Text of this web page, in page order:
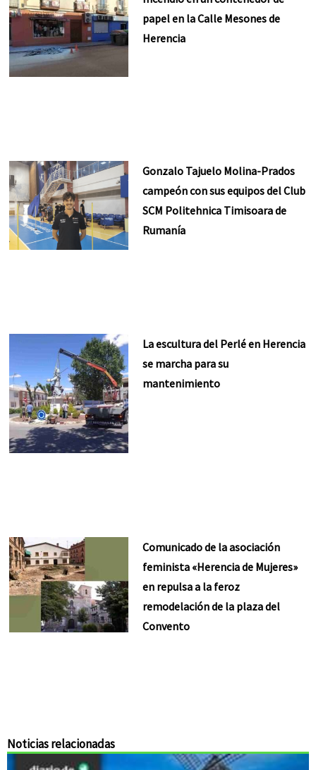
papel en la Calle Mesones de
Herencia
Gonzalo Tajuelo Molina-Prados
campeón con sus equipos del Club
SCM Politehnica Timisoara de
Rumanía
La escultura del Perlé en Herencia
se marcha para su
mantenimiento
Comunicado de la asociación
feminista «Herencia de Mujeres»
en repulsa a la feroz
remodelación de la plaza del
Convento
Noticias relacionadas